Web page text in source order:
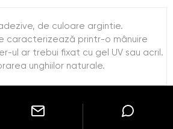
de culoare argintie.
caracterizează printr-o mânuire
ul ar trebui fixat cu gel UV sau acril.
unghiilor naturale.